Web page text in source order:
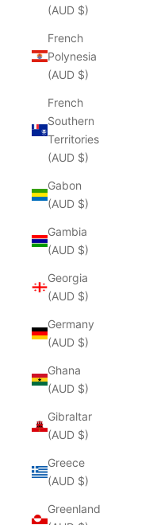
(AUD $)
French
Polynesia
(AUD $)
French
Southern
Territories
(AUD $)
Gabon
(AUD $)
Gambia
(AUD $)
Georgia
(AUD $)
Germany
(AUD $)
Ghana
(AUD $)
Gibraltar
(AUD $)
Greece
(AUD $)
Greenland